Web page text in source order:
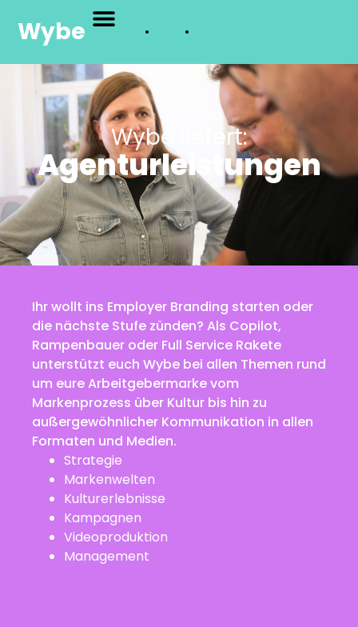
Wybe
Agenturleistungen
Wybe liefert:
Ihr wollt ins Employer Branding starten oder
die nächste Stufe zünden? Als Copilot,
Rampenbauer oder Full Service Rakete
unterstützt euch Wybe bei allen Themen rund
um eure Arbeitgebermarke vom
Markenprozess über Kultur bis hin zu
außergewöhnlicher Kommunikation in allen
Formaten und Medien.
Strategie
Markenwelten
Kulturerlebnisse
Kampagnen
Videoproduktion
Management